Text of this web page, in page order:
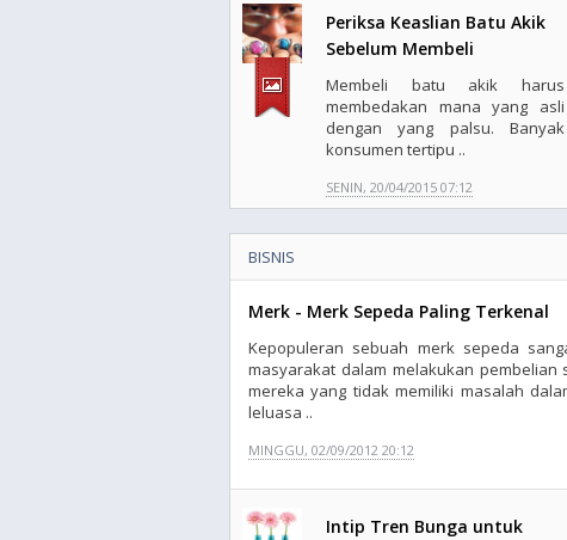
Periksa Keaslian Batu Akik
Sebelum Membeli
Membeli batu akik harus
membedakan mana yang asli
dengan yang palsu. Banyak
konsumen tertipu ..
SENIN, 20/04/2015 07:12
BISNIS
Merk - Merk Sepeda Paling Terkenal
Kepopuleran sebuah merk sepeda
masyarakat dalam melakukan
mereka yang tidak memiliki masalah
leluasa ..
MINGGU, 02/09/2012 20:12
Intip Tren Bunga untuk